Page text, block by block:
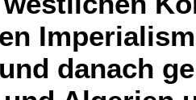
danach